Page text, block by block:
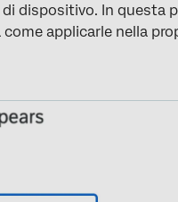
dispositivo. In questa
applicarle nella